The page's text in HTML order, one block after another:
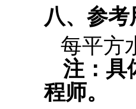
八、 参考
每平方
注：具
程师。